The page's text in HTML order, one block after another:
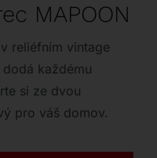
MAPOON
reliéfním vintage
každému
si ze dvou
pro váš domov.